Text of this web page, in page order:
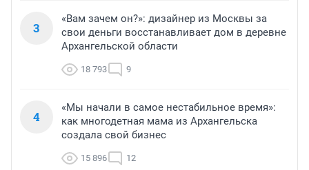
3
«Вам зачем он?»: дизайнер из Москвы за
свои деньги восстанавливает дом в деревне
Архангельской области
18 793 9
4
«Мы начали в самое нестабильное время»:
как многодетная мама из Архангельска
создала свой бизнес
15 896 12